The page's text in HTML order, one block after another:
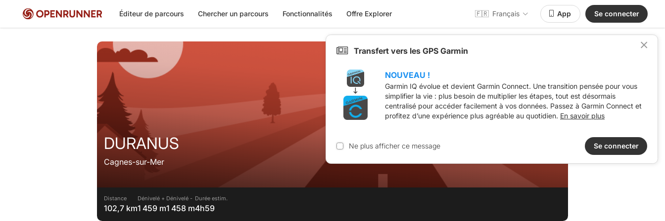
Éditeur de parcours Chercher un parcours Fonctionnalités Offre Explorer 🇫🇷 Français App Se connecter
DURANUS
Cagnes-sur-Mer
Distance
102,7 km
Dénivelé +
1 459 m
Dénivelé -
1 458 m
Durée estim.
4h59
Transfert vers les GPS Garmin
NOUVEAU !
Garmin IQ évolue et devient Garmin Connect. Une transition pensée pour vous
simplifier la vie : plus besoin de multiplier les étapes, tout est désormais
centralisé pour accéder facilement à vos données. Passez à Garmin Connect et
profitez d’une expérience plus agréable au quotidien. En savoir plus
Ne plus afficher ce message Se connecter